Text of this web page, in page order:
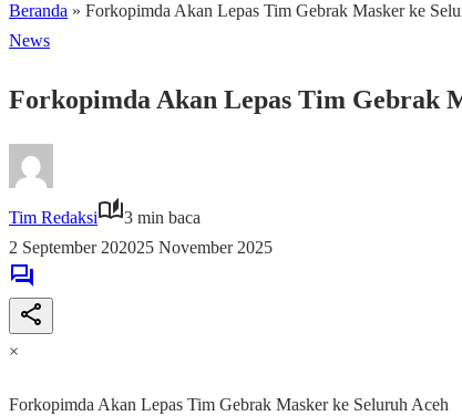
Beranda » Forkopimda Akan Lepas Tim Gebrak Masker ke
News
Forkopimda Akan Lepas Tim Gebrak
Tim Redaksi
3 min baca
2 September 202025 November 2025
×
Forkopimda Akan Lepas Tim Gebrak Masker ke Seluruh Aceh